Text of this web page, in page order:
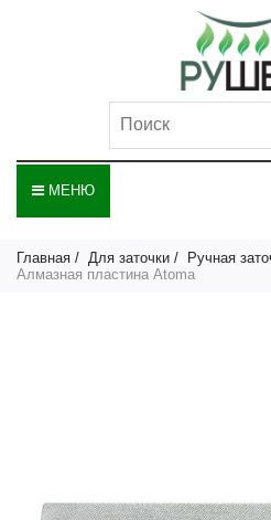
МЕНЮ
Главная Для заточки Ручная
Алмазная пластина Atoma